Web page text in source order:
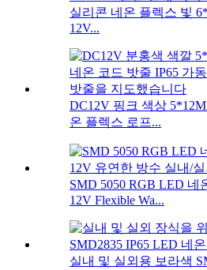
실리콘 네온 플렉스 빛
12V...
DC12V 핑크 색상
온 플렉스 로프...
SMD 5050 RGB LED 네
12V Flexible Wa...
실내 및 실외용 보라색